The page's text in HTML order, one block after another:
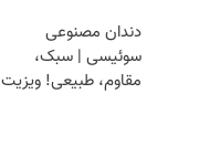
دندان مصنوعی
سوئیسی | سبک،
مقاوم، طبیعی! ویزیت